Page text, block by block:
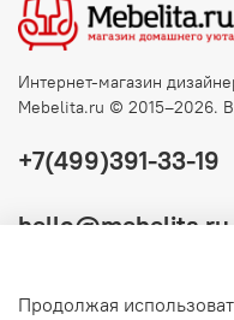
+7(499)391-33-19
hello@mebelita.ru
Интернет-магазин
Mebelita.ru © 2015–2026.
Продолжая